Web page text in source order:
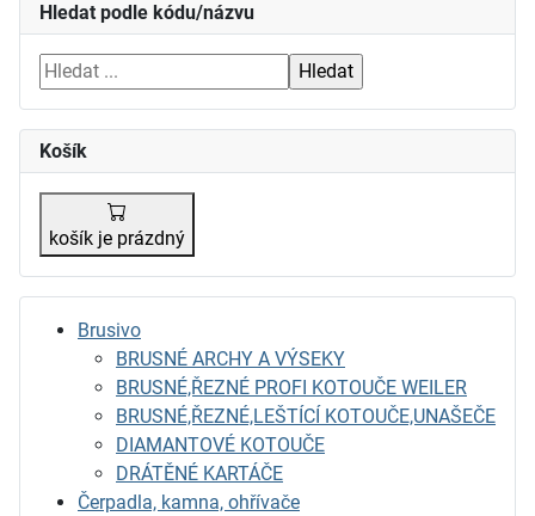
Hledat podle kódu/názvu
Košík
košík je prázdný
Brusivo
BRUSNÉ ARCHY A VÝSEKY
BRUSNÉ,ŘEZNÉ PROFI KOTOUČE WEILER
BRUSNÉ,ŘEZNÉ,LEŠTÍCÍ KOTOUČE,UNAŠEČE
DIAMANTOVÉ KOTOUČE
DRÁTĚNÉ KARTÁČE
Čerpadla, kamna, ohřívače